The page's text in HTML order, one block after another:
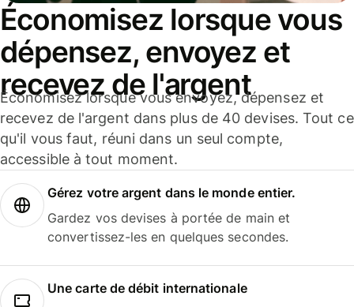
Économisez lorsque vous
dépensez, envoyez et
recevez de l'argent
Économisez lorsque vous envoyez, dépensez et
recevez de l'argent dans plus de 40 devises. Tout ce
qu'il vous faut, réuni dans un seul compte,
accessible à tout moment.
Gérez votre argent dans le monde entier.
Gardez vos devises à portée de main et
convertissez-les en quelques secondes.
Une carte de débit internationale